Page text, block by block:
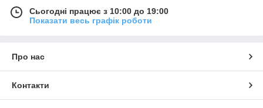
Сьогодні працює з 10:00 до 19:00
Показати весь графік роботи
Про нас
Контакти